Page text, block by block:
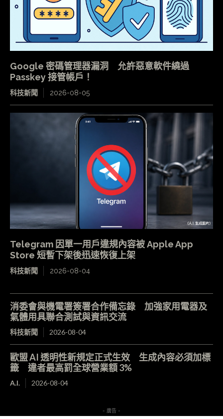
Google 密碼管理器漏洞 允許惡意軟件繞過
Passkey 接管帳戶！
科技新聞 2026-08-05
Telegram 因單一用戶違規內容被 Apple App
Store 短暫下架後迅速恢復上架
科技新聞 2026-08-04
消委會與機電署簽署合作備忘錄 加強家用電器及
氣體用具聯合測試與資訊交流
科技新聞 2026-08-04
歐盟 AI 透明性新規定正式生效 生成內容必須加標
籤 違者最高罰全球營業額 3%
A.I. 2026-08-04
- 廣告 -